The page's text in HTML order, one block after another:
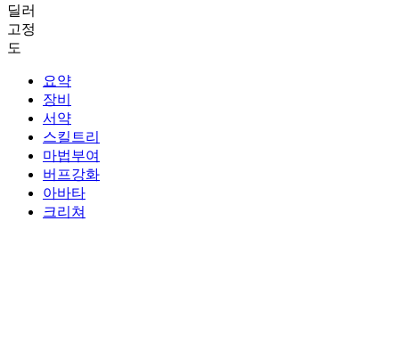
딜러
고정
도
요약
장비
서약
스킬트리
마법부여
버프강화
아바타
크리쳐